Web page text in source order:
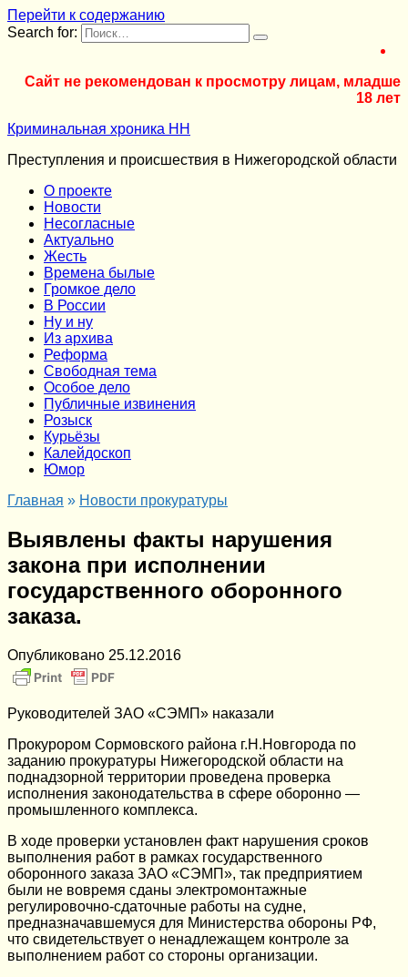
Перейти к содержанию
Search for:
Сайт не рекомендован к просмотру лицам, младше
18 лет
Криминальная хроника НН
Преступления и происшествия в Нижегородской области
О проекте
Новости
Несогласные
Актуально
Жесть
Времена былые
Громкое дело
В России
Ну и ну
Из архива
Реформа
Cвободная тема
Особое дело
Публичные извинения
Розыск
Курьёзы
Калейдоскоп
Юмор
Главная » Новости прокуратуры
Выявлены факты нарушения
закона при исполнении
государственного оборонного
заказа.
Опубликовано 25.12.2016
Руководителей ЗАО «СЭМП» наказали
Прокурором Сормовского района г.Н.Новгорода по
заданию прокуратуры Нижегородской области на
поднадзорной территории проведена проверка
исполнения законодательства в сфере оборонно —
промышленного комплекса.
В ходе проверки установлен факт нарушения сроков
выполнения работ в рамках государственного
оборонного заказа ЗАО «СЭМП», так предприятием
были не вовремя сданы электромонтажные
регулировочно-сдаточные работы на судне,
предназначавшемуся для Министерства обороны РФ,
что свидетельствует о ненадлежащем контроле за
выполнением работ со стороны организации.